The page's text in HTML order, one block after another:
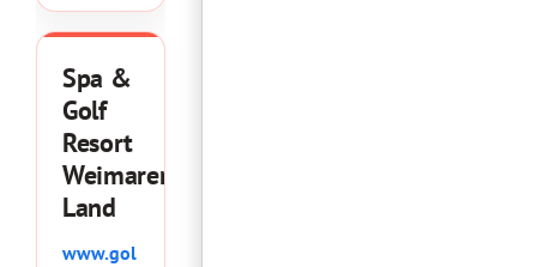
Spa &
Golf
Resort
Weimarer
Land
www.gol